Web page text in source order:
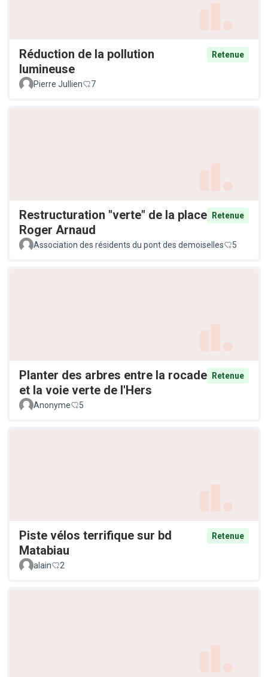
Réduction de la pollution
lumineuse
Retenue
Pierre Jullien 7
Restructuration "verte" de la place
Roger Arnaud
Retenue
Association des résidents du pont des demoiselles 5
Planter des arbres entre la rocade
et la voie verte de l'Hers
Retenue
Anonyme 5
Piste vélos terrifique sur bd
Matabiau
Retenue
alain 2